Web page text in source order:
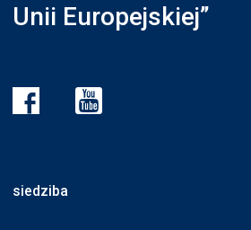
Unii Europejskiej”
siedziba